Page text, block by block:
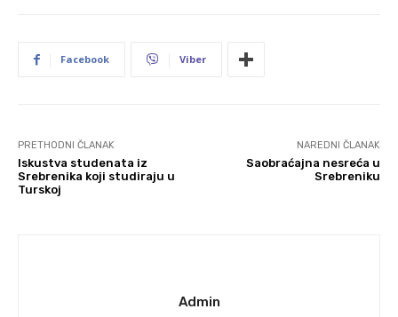
Facebook Viber
PRETHODNI ČLANAK
Iskustva studenata iz
Srebrenika koji studiraju u
Turskoj
NAREDNI ČLANAK
Saobraćajna nesreća u
Srebreniku
Admin